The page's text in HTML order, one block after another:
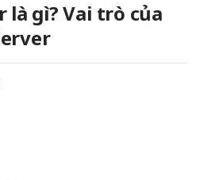
là gì? Vai trò của